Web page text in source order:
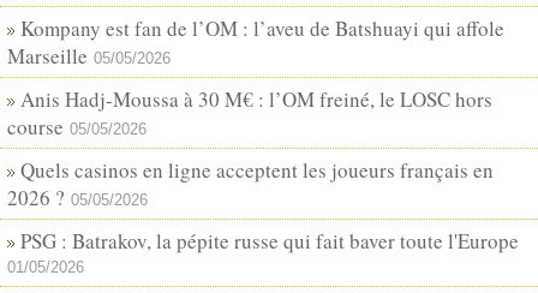
Kompany est fan de l’OM : l’aveu de Batshuayi qui affole
Marseille 05/05/2026
Anis Hadj-Moussa à 30 M€ : l’OM freiné, le LOSC hors
course 05/05/2026
Quels casinos en ligne acceptent les joueurs français en
2026 ? 05/05/2026
PSG : Batrakov, la pépite russe qui fait baver toute l'Europe
01/05/2026